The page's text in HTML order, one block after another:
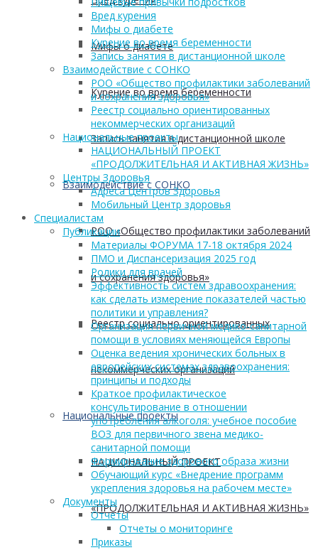
Мифы о диабете
Курение во время беременности
Запись занятия в дистанционной школе
Взаимодействие с СОНКО
РОО «Общество профилактики заболеваний
и сохранения здоровья»
Реестр социально ориентированных
некоммерческих организаций
Национальные проекты
НАЦИОНАЛЬНЫЙ ПРОЕКТ
«ПРОДОЛЖИТЕЛЬНАЯ И АКТИВНАЯ ЖИЗНЬ»
Вред курения
Мифы о диабете
Курение во время беременности
Запись занятия в дистанционной школе
Взаимодействие с СОНКО
РОО «Общество профилактики заболеваний
и сохранения здоровья»
Реестр социально ориентированных
некоммерческих организаций
Национальные проекты
НАЦИОНАЛЬНЫЙ ПРОЕКТ
«ПРОДОЛЖИТЕЛЬНАЯ И АКТИВНАЯ ЖИЗНЬ»
Центры Здоровья
Адреса Центров Здоровья
Мобильный Центр здоровья
Cпециалистам
Публикации
Материалы ФОРУМА 17-18 октября 2024
ПМО и Диспансеризация 2025 год
Ролики для врачей
Эффективность систем здравоохранения:
как сделать измерение показателей частью
политики и управления?
Организация первичной медико-санитарной
помощи в условиях меняющейся Европы
Оценка ведения хронических больных в
европейских системах здравоохранения:
принципы и подходы
Краткое профилактическое
консультирование в отношении
употребления алкоголя: учебное пособие
ВОЗ для первичного звена медико-
санитарной помощи
Формирование здорового образа жизни
Обучающий курс «Внедрение программ
укрепления здоровья на рабочем месте»
Документы
Отчеты
Отчеты о мониторинге
Приказы